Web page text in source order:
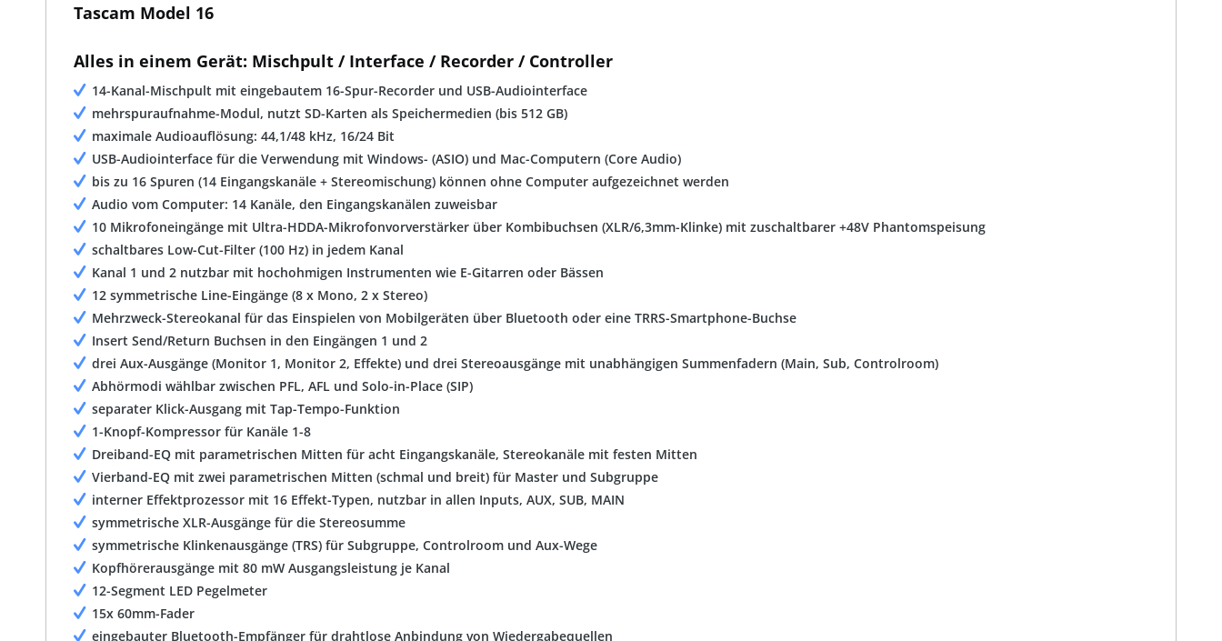
Tascam Model 16
Alles in einem Gerät: Mischpult / Interface / Recorder / Controller
14-Kanal-Mischpult mit eingebautem 16-Spur-Recorder und USB-Audiointerface
mehrspuraufnahme-Modul, nutzt SD-Karten als Speichermedien (bis 512 GB)
maximale Audioauflösung: 44,1/48 kHz, 16/24 Bit
USB-Audiointerface für die Verwendung mit Windows- (ASIO) und Mac-Computern (Core Audio)
bis zu 16 Spuren (14 Eingangskanäle + Stereomischung) können ohne Computer aufgezeichnet werden
Audio vom Computer: 14 Kanäle, den Eingangskanälen zuweisbar
10 Mikrofoneingänge mit Ultra-HDDA-Mikrofonvorverstärker über Kombibuchsen (XLR/6,3mm-Klinke) mit zuschaltbarer +48V Phantomspeisung
schaltbares Low-Cut-Filter (100 Hz) in jedem Kanal
Kanal 1 und 2 nutzbar mit hochohmigen Instrumenten wie E-Gitarren oder Bässen
12 symmetrische Line-Eingänge (8 x Mono, 2 x Stereo)
Mehrzweck-Stereokanal für das Einspielen von Mobilgeräten über Bluetooth oder eine TRRS-Smartphone-Buchse
Insert Send/Return Buchsen in den Eingängen 1 und 2
drei Aux-Ausgänge (Monitor 1, Monitor 2, Effekte) und drei Stereoausgänge mit unabhängigen Summenfadern (Main, Sub, Controlroom)
Abhörmodi wählbar zwischen PFL, AFL und Solo-in-Place (SIP)
separater Klick-Ausgang mit Tap-Tempo-Funktion
1-Knopf-Kompressor für Kanäle 1-8
Dreiband-EQ mit parametrischen Mitten für acht Eingangskanäle, Stereokanäle mit festen Mitten
Vierband-EQ mit zwei parametrischen Mitten (schmal und breit) für Master und Subgruppe
interner Effektprozessor mit 16 Effekt-Typen, nutzbar in allen Inputs, AUX, SUB, MAIN
symmetrische XLR-Ausgänge für die Stereosumme
symmetrische Klinkenausgänge (TRS) für Subgruppe, Controlroom und Aux-Wege
Kopfhörerausgänge mit 80 mW Ausgangsleistung je Kanal
12-Segment LED Pegelmeter
15x 60mm-Fader
eingebauter Bluetooth-Empfänger für drahtlose Anbindung von Wiedergabequellen